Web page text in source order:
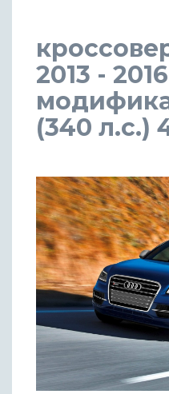
2013 -
(340 л.с.)